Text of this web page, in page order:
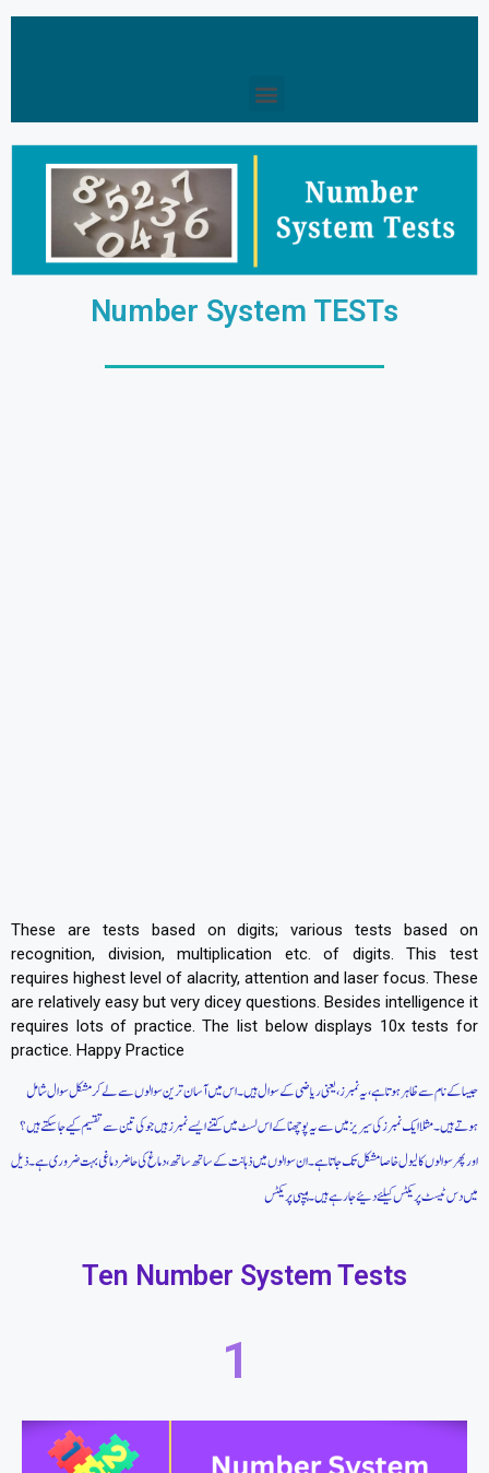
Number System TESTs
These are tests based on digits; various tests based on
recognition, division, multiplication etc. of digits. This test
requires highest level of alacrity, attention and laser focus. These
are relatively easy but very dicey questions. Besides intelligence it
requires lots of practice. The list below displays 10x tests for
practice. Happy Practice
جیسا کے نام سے ظاہر ہوتا ہے، یہ نمبرز ، یعنی ریاضی کے سوال ہیں۔ اس میں آسان ترین سوالوں سے لے کر مشکل سوال شامل
ہوتے ہیں۔ مثلا ایک نمبرز کی سیریز میں سے یہ پوچھنا کے اس لسٹ میں کتنے ایسے نمبرز ہیں جو کی تین سے تقسیم کیے جاسکتے ہیں؟
اور پھر سوالوں کا لیول خاصا مشکل تک جاتا ہے۔ ان سوالوں میں ذہانت کے ساتھ ساتھ، دماغ کی حاضر دماغی بہت ضروری ہے۔ ذیل
میں دس ٹیسٹ پریکٹس کیلئے دئیے جا رہے ہیں۔ ہیپی پریکٹس
Ten Number System Tests
1